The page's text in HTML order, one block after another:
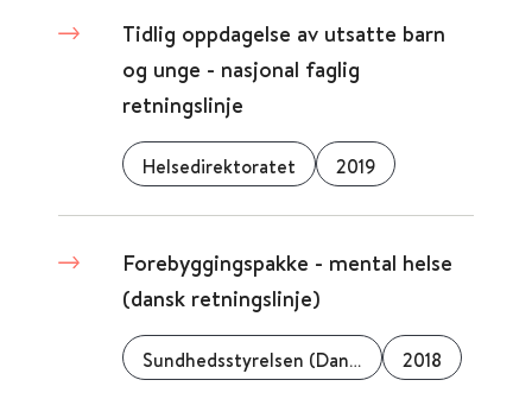
Tidlig oppdagelse av utsatte barn
og unge - nasjonal faglig
retningslinje
Helsedirektoratet 2019
Forebyggingspakke - mental helse
(dansk retningslinje)
Sundhedsstyrelsen (Danmark) 2018